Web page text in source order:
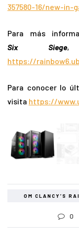
357580-16/new-
Para más
Six Siege,
https://
Para conocer lo
visita https://
OM CLANCY’S
0